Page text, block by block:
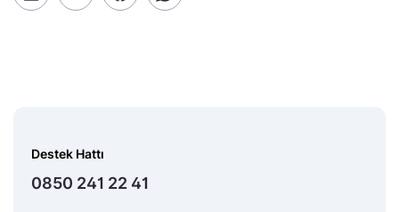
Destek Hattı
0850 241 22 41